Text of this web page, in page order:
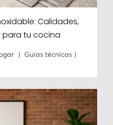
Calidades,
para tu cocina
Guías técnicas